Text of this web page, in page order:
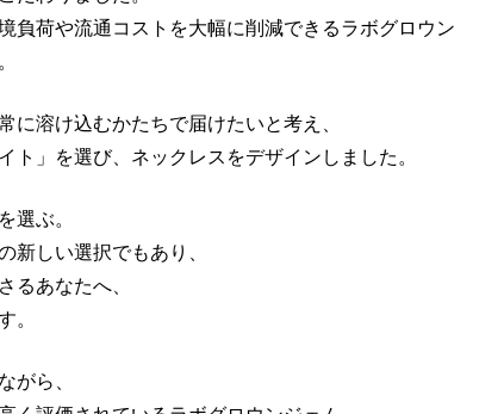
負荷や流通コストを大幅に削減できるラボグロウン
に溶け込むかたちで届けたいと考え、
ト」を選び、ネックレスをデザインしました。
選ぶ。
新しい選択でもあり、
るあなたへ、
。
がら、